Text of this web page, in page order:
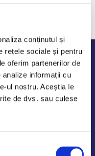
conținutul și
rețele sociale și pentru
oferim partenerilor de
analize informații cu
ul nostru. Aceștia le
de dvs. sau culese